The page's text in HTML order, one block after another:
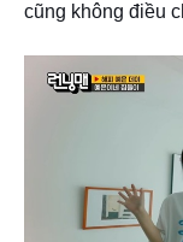
cũng không điều